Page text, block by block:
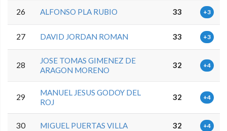
26 ALFONSO PLA RUBIO 33 +3
27 DAVID JORDAN ROMAN 33 +3
28
JOSE TOMAS GIMENEZ DE
ARAGON MORENO
32 +4
29
MANUEL JESUS GODOY DEL
ROJ
32 +4
30 MIGUEL PUERTAS VILLA 32 +4